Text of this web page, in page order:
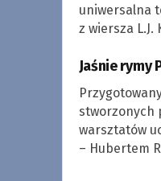
uniwersalna
z wiersza
Jaśnie rymy
stworzonych
warsztatów
– Hubertem